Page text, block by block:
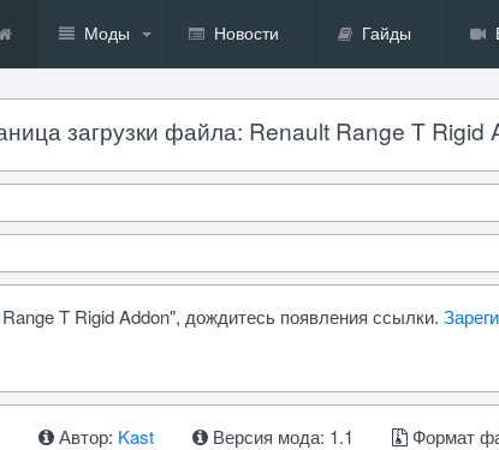
Моды Новости Гайды
загрузки файла: Renault Range T
T Rigid Addon", дождитесь появления ссылки.
Автор: Kast Версия мода: 1.1 Формат